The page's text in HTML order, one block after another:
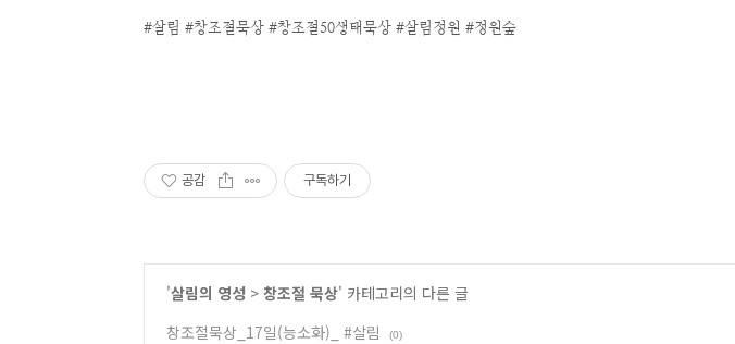
#살림 #창조절묵상 #창조절50생태묵상 #살림정원 #정원숲
공감 구독하기
'살림의 영성 > 창조절 묵상' 카테고리의 다른 글
창조절묵상_17일(능소화)_ #살림
(0)